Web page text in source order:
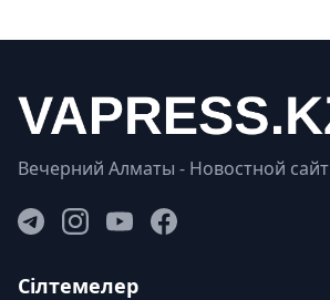
Вечерний Алматы - Новостной сайт
Сілтемелер